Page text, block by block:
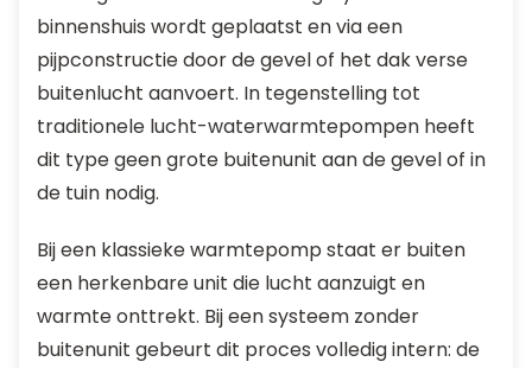
binnenshuis wordt geplaatst en via een
pijpconstructie door de gevel of het dak verse
buitenlucht aanvoert. In tegenstelling tot
traditionele lucht-waterwarmtepompen heeft
dit type geen grote buitenunit aan de gevel of in
de tuin nodig.
Bij een klassieke warmtepomp staat er buiten
een herkenbare unit die lucht aanzuigt en
warmte onttrekt. Bij een systeem zonder
buitenunit gebeurt dit proces volledig intern: de